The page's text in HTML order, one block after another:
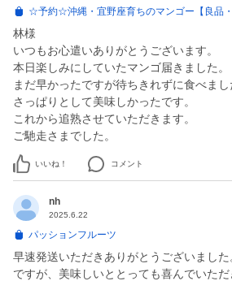
☆予約☆沖縄・宜野座育ちのマンゴー【良品・
林様
いつもお心遣いありがとうございます。
本日楽しみにしていたマンゴ届きました。
まだ早かったですが待ちきれずに食べまし
さっぱりとして美味しかったです。
これから追熟させていただきます。
いいね！ コメント
nh
2025.6.22
パッションフルーツ
早速発送いただきありがとうございまし
ですが、美味しいととっても喜んでいただ